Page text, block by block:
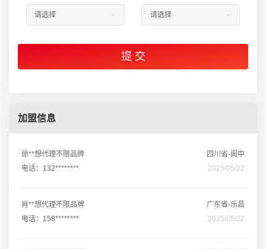
加盟信息
徐**想代理不限品牌
四川省-阆中
电话：132********
2025/05/22
肖**想代理不限品牌
广东省-乐昌
电话：158********
2025/05/22